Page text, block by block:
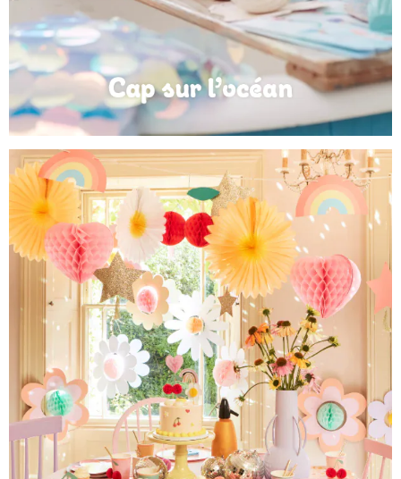
Anniversaire Mer et Océan